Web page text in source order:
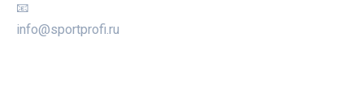
📧
info@sportprofi.ru